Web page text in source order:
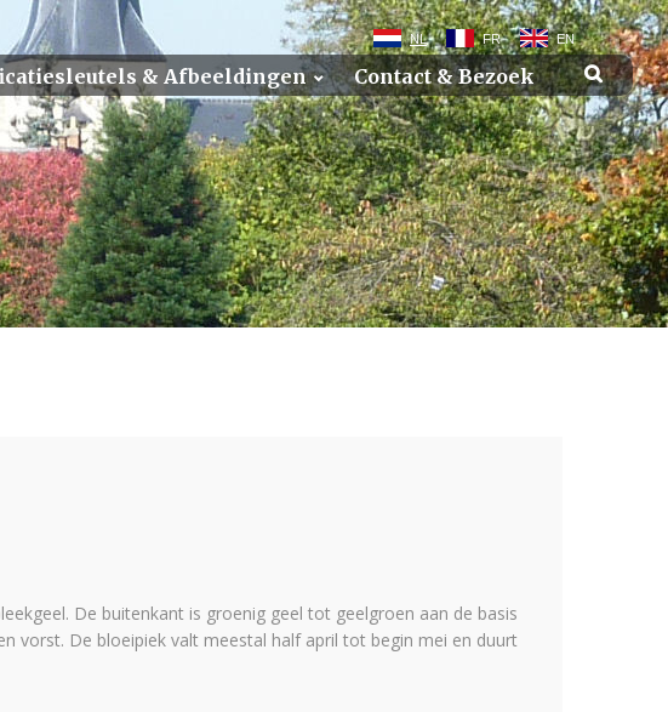
NL FR EN
& Afbeeldingen Contact & Bezoek
De buitenkant is groenig geel tot geelgroen aan de basis
vorst. De bloeipiek valt meestal half april tot begin mei en duurt